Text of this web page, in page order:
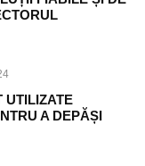
UTILIZATE
A DEPĂȘI